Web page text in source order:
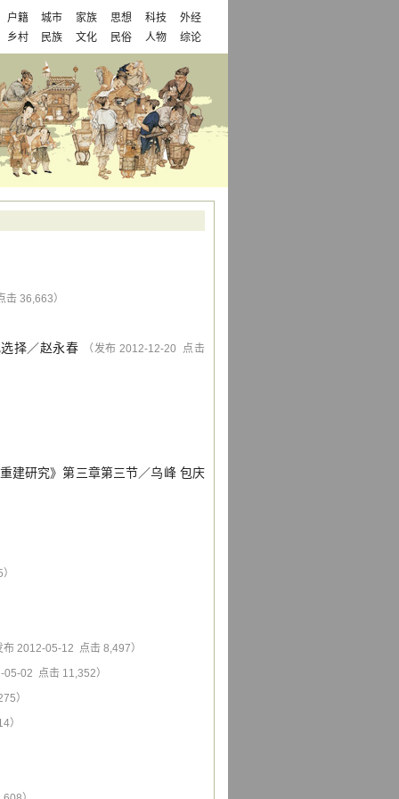
户籍 城市 家族 思想 科技
外经
乡村
民族 文化 民俗 人物 综论
36,663）
择／赵永春 （发布 2012-12-20 点击
建研究》第三章第三节／乌峰 包庆
布 2012-05-12 点击 8,497）
05-02 点击 11,352）
）
）